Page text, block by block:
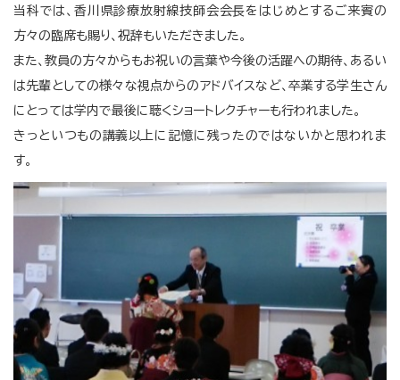
当科では、香川県診療放射線技師会会長をはじめとするご来賓の
方々の臨席も賜り、祝辞もいただきました。
また、教員の方々からもお祝いの言葉や今後の活躍への期待、あるい
は先輩としての様々な視点からのアドバイスなど、卒業する学生さん
にとっては学内で最後に聴くショートレクチャーも行われました。
きっといつもの講義以上に記憶に残ったのではないかと思われま
す。